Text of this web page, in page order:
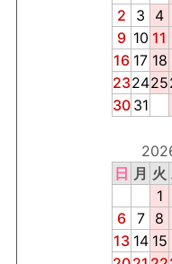
2
3 4
9 10 11
16 17 18
232425
30 31
日 月 火
1
6 7 8
13 14 15